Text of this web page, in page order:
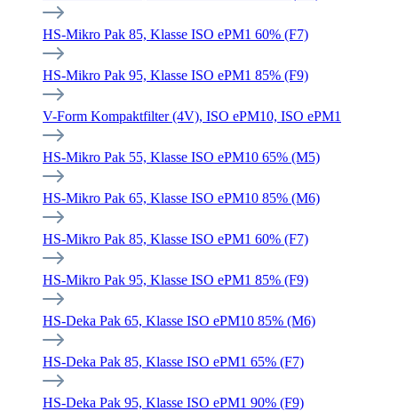
HS-Mikro Pak 85, Klasse ISO ePM1 60% (F7)
HS-Mikro Pak 95, Klasse ISO ePM1 85% (F9)
V-Form Kompaktfilter (4V), ISO ePM10, ISO ePM1
HS-Mikro Pak 55, Klasse ISO ePM10 65% (M5)
HS-Mikro Pak 65, Klasse ISO ePM10 85% (M6)
HS-Mikro Pak 85, Klasse ISO ePM1 60% (F7)
HS-Mikro Pak 95, Klasse ISO ePM1 85% (F9)
HS-Deka Pak 65, Klasse ISO ePM10 85% (M6)
HS-Deka Pak 85, Klasse ISO ePM1 65% (F7)
HS-Deka Pak 95, Klasse ISO ePM1 90% (F9)